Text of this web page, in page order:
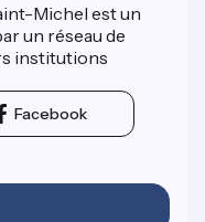
Michel est un
un réseau de
institutions
Facebook